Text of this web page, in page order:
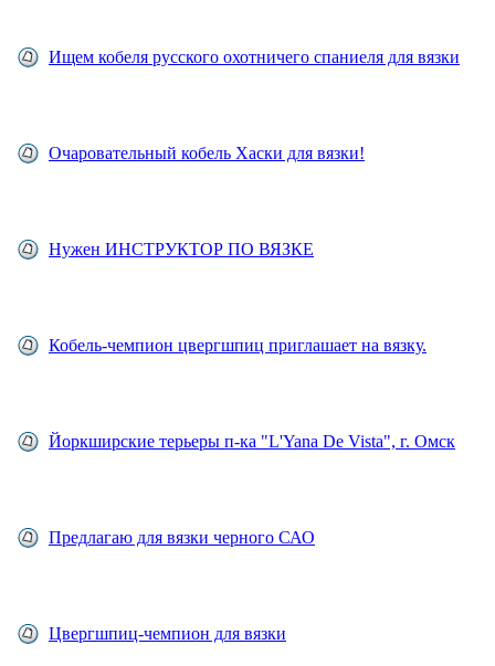
Ищем кобеля русского охотничего спаниеля для вязки
Очаровательный кобель Хаски для вязки!
Нужен ИНСТРУКТОР ПО ВЯЗКЕ
Кобель-чемпион цвергшпиц приглашает на вязку.
Йоркширские терьеры п-ка "L'Yana De Vista", г. Омск
Предлагаю для вязки черного САО
Цвергшпиц-чемпион для вязки